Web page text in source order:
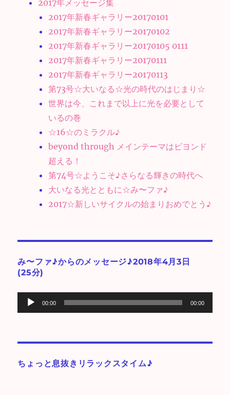
2017年メッセージ集
2017年新春ギャラリー20170101
2017年新春ギャラリー20170102
2017年新春ギャラリー20170105 0111
2017年新春ギャラリー20170111
2017年新春ギャラリー20170113
第73号☆大いなる☆光の時代のはじまり☆
世界は今、これまで以上に光を必要として
いるの巻
☆16☆のミラクル♪
beyond through メインテーマはビヨンド
超える！
第74号☆ようこそ♪さらなる輝きの時代へ
大いなる光とともに☆み〜ファ♪
2017☆新しいサイクルの始まりおめでとう♪
み〜ファ♪からのメッセージ♪2018年4月3日
(25分)
声
レ
ヤ
00:00 00:00
ちょっと息抜きリラックスタイム♪